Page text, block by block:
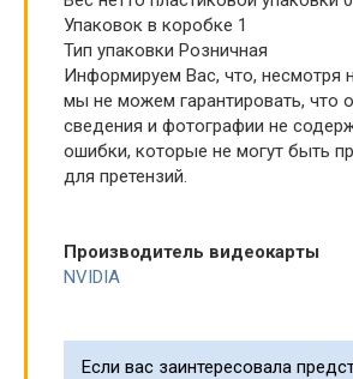
Упаковок в коробке 1
Тип упаковки Розничная
Информируем Вас, что, несмотря
мы не можем гарантировать, что
сведения и фотографии не
ошибки, которые не могут быть
для претензий.
Производитель видеокарты
NVIDIA
Если вас заинтересовала